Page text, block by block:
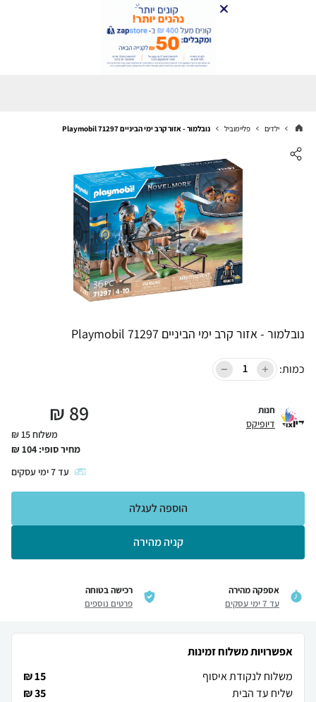
ילדים פליימוביל נובלמור - אזור קרב ימי הביניים Playmobil 71297
נובלמור - אזור קרב ימי הביניים Playmobil 71297
כמות:
חנות
דיופיקס 89
₪
משלוח 15 ₪
מחיר סופי: 104
₪
עד7ימי עסקים
קניה מהירה
הוספה לעגלה
אספקה מהירה
עד 7 ימי עסקים
רכישה בטוחה
פרטים נוספים
אפשרויות משלוח זמינות
משלוח לנקודת איסוף
15 ₪
שליח עד הבית
35 ₪